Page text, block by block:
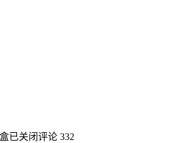
已关闭评论 332